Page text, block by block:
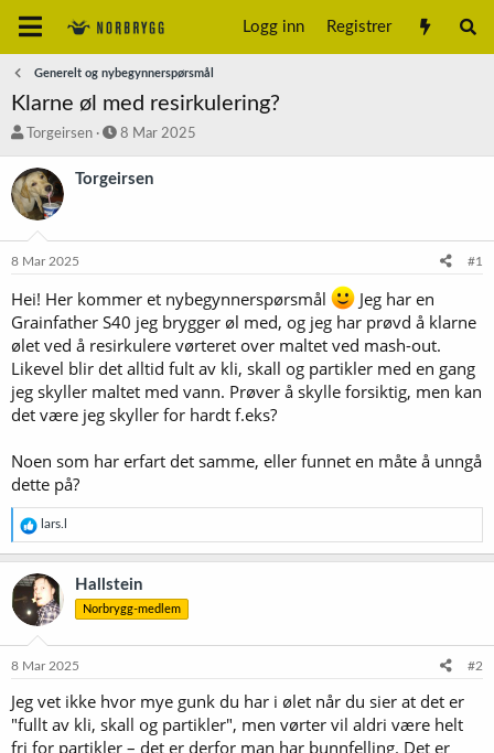
Logg inn Registrer
Generelt og nybegynnerspørsmål
Klarne øl med resirkulering?
T
å
d
s
r
Torgeirsen
S
a
8 Mar 2025
Torgeirsen
8 Mar 2025 #1
Hei! Her kommer et nybegynnerspørsmål
Jeg har en
Grainfather S40 jeg brygger øl med, og jeg har prøvd å klarne
ølet ved å resirkulere vørteret over maltet ved mash-out.
Likevel blir det alltid fult av kli, skall og partikler med en gang
jeg skyller maltet med vann. Prøver å skylle forsiktig, men kan
det være jeg skyller for hardt f.eks?
Noen som har erfart det samme, eller funnet en måte å unngå
dette på?
R
e
a
k
s
j
o
e
:
lars.l
Hallstein
Norbrygg-medlem
8 Mar 2025 #2
Jeg vet ikke hvor mye gunk du har i ølet når du sier at det er
"fullt av kli, skall og partikler", men vørter vil aldri være helt
fri for partikler – det er derfor man har bunnfelling. Det er